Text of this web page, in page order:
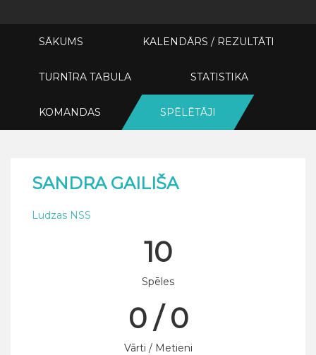
SĀKUMS KALENDĀRS / REZULTĀTI
TURNĪRA TABULA STATISTIKA
KOMANDAS SPĒLĒTĀJI
SANDRA GAILIŠA
Ludzas NSS
10
Spēles
0 / 0
Vārti / Metieni